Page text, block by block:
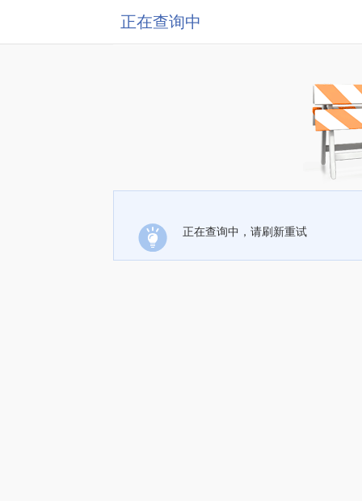
正在查询中
正在查询中，请刷新重试